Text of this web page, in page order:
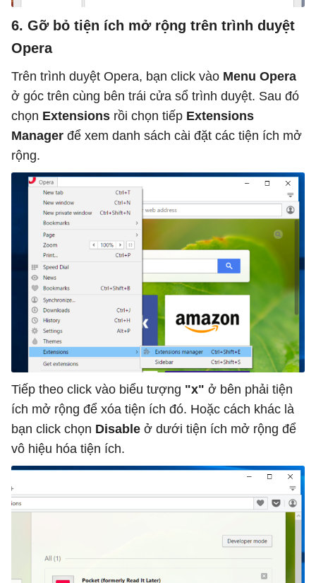
6. Gỡ bỏ tiện ích mở rộng trên trình duyệt
Opera
Trên trình duyệt Opera, bạn click vào Menu Opera
ở góc trên cùng bên trái cửa sổ trình duyệt. Sau đó
chọn Extensions rồi chọn tiếp Extensions
Manager để xem danh sách cài đặt các tiện ích mở
rộng.
Tiếp theo click vào biểu tượng "x" ở bên phải tiện
ích mở rộng để xóa tiện ích đó. Hoặc cách khác là
bạn click chọn Disable ở dưới tiện ích mở rộng để
vô hiệu hóa tiện ích.